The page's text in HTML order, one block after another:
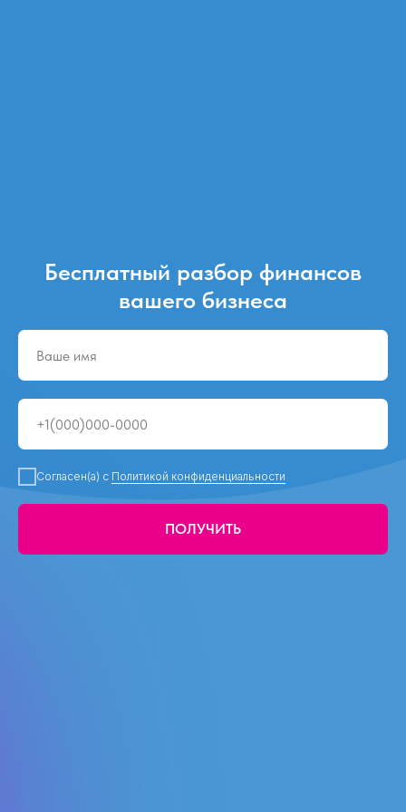
Бесплатный разбор финансов
вашего бизнеса
Согласен(а) с Политикой конфиденциальности
ПОЛУЧИТЬ